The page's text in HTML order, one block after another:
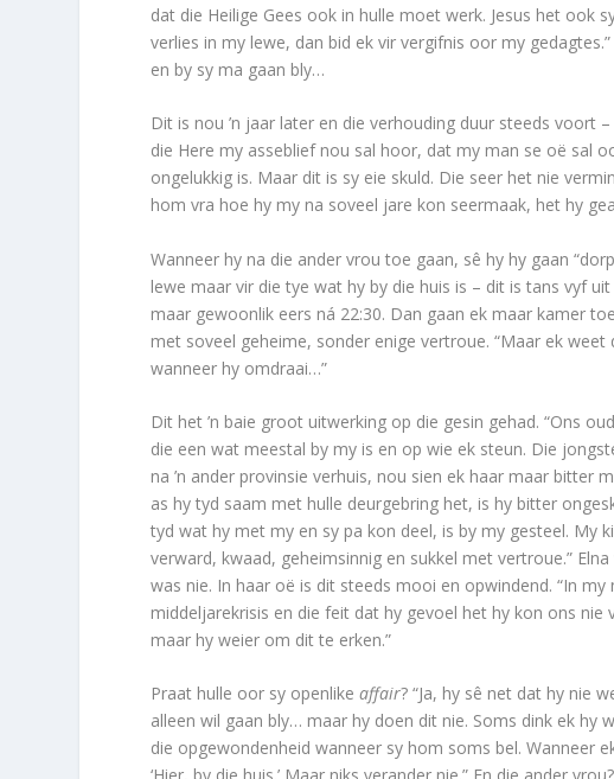
dat die Heilige Gees ook in hulle moet werk. Jesus het ook
verlies in my lewe, dan bid ek vir vergifnis oor my
en by sy ma gaan bly…
Dit is nou ’n jaar later en die verhouding duur steeds voort
die Here my asseblief nou sal hoor, dat my man se oë sal
ongelukkig is. Maar dit is sy eie skuld. Die seer het nie
hom vra hoe hy my na soveel jare kon seermaak, het hy
Wanneer hy na die ander vrou toe gaan, sê hy hy gaan
lewe maar vir die tye wat hy by die huis is – dit is tans vyf
maar gewoonlik eers ná 22:30. Dan gaan ek maar kamer
met soveel geheime, sonder enige vertroue. “Maar ek
wanneer hy omdraai…”
Dit het ’n baie groot uitwerking op die gesin gehad. “Ons
die een wat meestal by my is en op wie ek steun. Die
na ’n ander provinsie verhuis, nou sien ek haar maar bitter
as hy tyd saam met hulle deurgebring het, is hy bitter
tyd wat hy met my en sy pa kon deel, is by my gesteel. My
verward, kwaad, geheimsinnig en sukkel met vertroue.”
was nie. In haar oë is dit steeds mooi en opwindend. “In
middeljarekrisis en die feit dat hy gevoel het hy kon ons
maar hy weier om dit te erken.”
Praat hulle oor sy openlikeaffair? “Ja, hy sê net dat hy nie
alleen wil gaan bly… maar hy doen dit nie. Soms dink ek hy
die opgewondenheid wan­neer sy hom soms bel. Wanneer